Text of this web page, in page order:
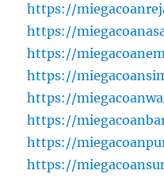
https://
https://
https://
https://
https://
https://
https://
https://